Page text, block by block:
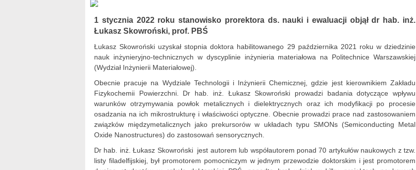
1 stycznia 2022 roku stanowisko prorektora ds. nauki i ewaluacji objął dr hab. inż.
Łukasz Skowroński, prof. PBŚ
Łukasz Skowroński uzyskał stopnia doktora habilitowanego 29 października 2021 roku w dziedzinie
nauk inżynieryjno-technicznych w dyscyplinie inżynieria materiałowa na Politechnice Warszawskiej
(Wydział Inżynierii Materiałowej).
Obecnie pracuje na Wydziale Technologii i Inżynierii Chemicznej, gdzie jest kierownikiem Zakładu
Fizykochemii Powierzchni. Dr hab. inż. Łukasz Skowroński prowadzi badania dotyczące wpływu
warunków otrzymywania powłok metalicznych i dielektrycznych oraz ich modyfikacji po procesie
osadzania na ich mikrostrukturę i właściwości optyczne. Obecnie prowadzi prace nad zastosowaniem
związków międzymetalicznych jako prekursorów w układach typu SMONs (Semiconducting Metal
Oxide Nanostructures) do zastosowań sensorycznych.
Dr hab. inż. Łukasz Skowroński jest autorem lub współautorem ponad 70 artykułów naukowych z tzw.
listy filadelfijskiej, był promotorem pomocniczym w jednym przewodzie doktorskim i jest promotorem